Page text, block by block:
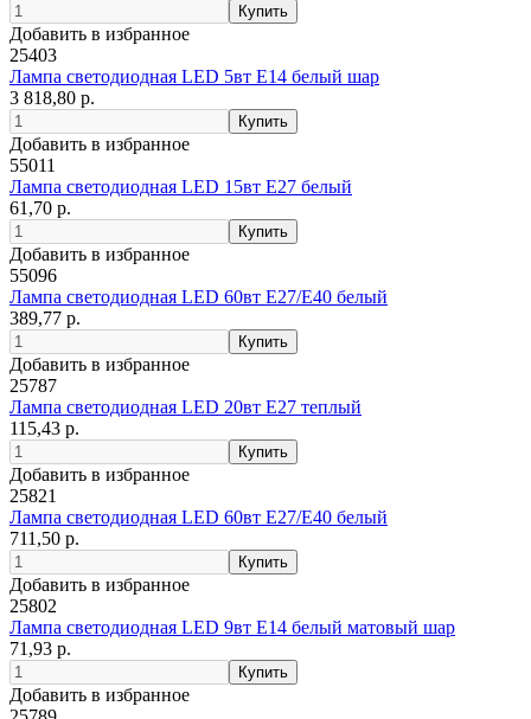
Добавить в избранное
25403
Лампа светодиодная LED 5вт Е14 белый шар
3 818,80 р.
Добавить в избранное
55011
Лампа светодиодная LED 15вт Е27 белый
61,70 р.
Добавить в избранное
55096
Лампа светодиодная LED 60вт Е27/Е40 белый
389,77 р.
Добавить в избранное
25787
Лампа светодиодная LED 20вт Е27 теплый
115,43 р.
Добавить в избранное
25821
Лампа светодиодная LED 60вт Е27/Е40 белый
711,50 р.
Добавить в избранное
25802
Лампа светодиодная LED 9вт Е14 белый матовый шар
71,93 р.
Добавить в избранное